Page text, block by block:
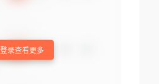
登录查看更多